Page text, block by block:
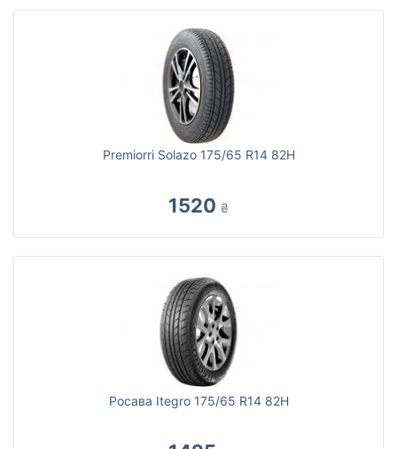
Premiorri Solazo 175/65 R14 82H
1520 ₴
Росава Itegro 175/65 R14 82H